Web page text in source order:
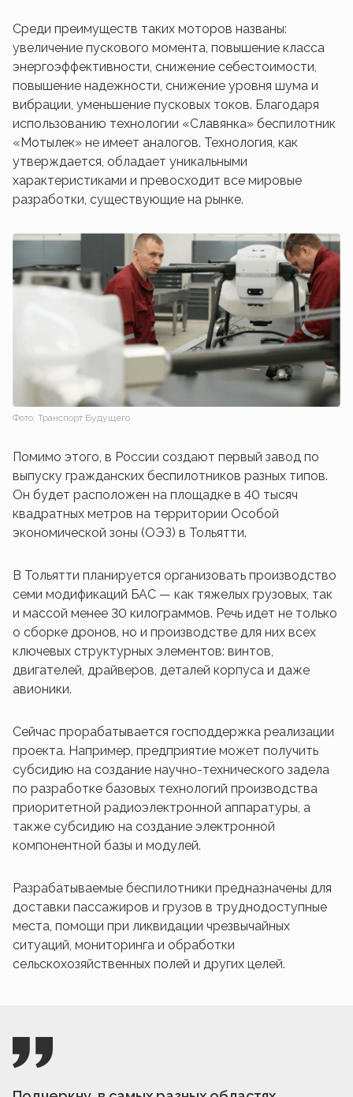
Среди преимуществ таких моторов названы:
увеличение пускового момента, повышение класса
энергоэффективности, снижение себестоимости,
повышение надежности, снижение уровня шума и
вибрации, уменьшение пусковых токов. Благодаря
использованию технологии «Славянка» беспилотник
«Мотылек» не имеет аналогов. Технология, как
утверждается, обладает уникальными
характеристиками и превосходит все мировые
разработки, существующие на рынке.
Фото: Транспорт Будущего
Помимо этого, в России создают первый завод по
выпуску гражданских беспилотников разных типов.
Он будет расположен на площадке в 40 тысяч
квадратных метров на территории Особой
экономической зоны (ОЭЗ) в Тольятти.
В Тольятти планируется организовать производство
семи модификаций БАС — как тяжелых грузовых, так
и массой менее 30 килограммов. Речь идет не только
о сборке дронов, но и производстве для них всех
ключевых структурных элементов: винтов,
двигателей, драйверов, деталей корпуса и даже
авионики.
Сейчас прорабатывается господдержка реализации
проекта. Например, предприятие может получить
субсидию на создание научно-технического задела
по разработке базовых технологий производства
приоритетной радиоэлектронной аппаратуры, а
также субсидию на создание электронной
компонентной базы и модулей.
Разрабатываемые беспилотники предназначены для
доставки пассажиров и грузов в труднодоступные
места, помощи при ликвидации чрезвычайных
ситуаций, мониторинга и обработки
сельскохозяйственных полей и других целей.